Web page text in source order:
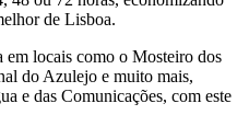
de Lisboa.
em locais como o Mosteiro dos
do Azulejo e muito mais,
e das Comunicações, com este